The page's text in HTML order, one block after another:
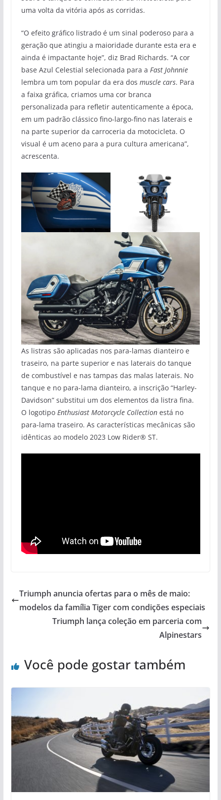
uma volta da vitória após as corridas.
“O efeito gráfico listrado é um sinal poderoso para a
geração que atingiu a maioridade durante esta era e
ainda é impactante hoje”, diz Brad Richards. “A cor
base Azul Celestial selecionada para a Fast Johnnie
lembra um tom popular da era dos muscle cars. Para
a faixa gráfica, criamos uma cor branca
personalizada para refletir autenticamente a época,
em um padrão clássico fino-largo-fino nas laterais e
na parte superior da carroceria da motocicleta. O
visual é um aceno para a pura cultura americana”,
acrescenta.
As listras são aplicadas nos para-lamas dianteiro e
traseiro, na parte superior e nas laterais do tanque
de combustível e nas tampas das malas laterais. No
tanque e no para-lama dianteiro, a inscrição “Harley-
Davidson” substitui um dos elementos da listra fina.
O logotipo Enthusiast Motorcycle Collectionestá no
para-lama traseiro. As características mecânicas são
idênticas ao modelo 2023 Low Rider® ST.
Triumph anuncia ofertas para o mês de maio:
modelos da família Tiger com condições especiais
Triumph lança coleção em parceria com
Alpinestars
Você pode gostar também